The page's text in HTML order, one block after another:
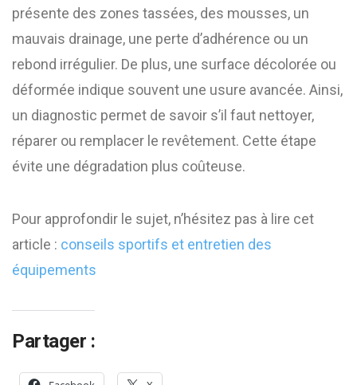
présente des zones tassées, des mousses, un
mauvais drainage, une perte d’adhérence ou un
rebond irrégulier. De plus, une surface décolorée ou
déformée indique souvent une usure avancée. Ainsi,
un diagnostic permet de savoir s’il faut nettoyer,
réparer ou remplacer le revêtement. Cette étape
évite une dégradation plus coûteuse.
Pour approfondir le sujet, n’hésitez pas à lire cet
article : conseils sportifs et entretien des
équipements
Partager :